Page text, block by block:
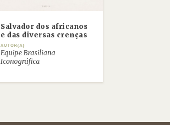
Salvador dos africanos
e das diversas crenças
AUTOR(A)
Equipe Brasiliana
Iconográfica